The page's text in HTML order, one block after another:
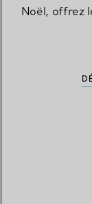
Noël, offrez